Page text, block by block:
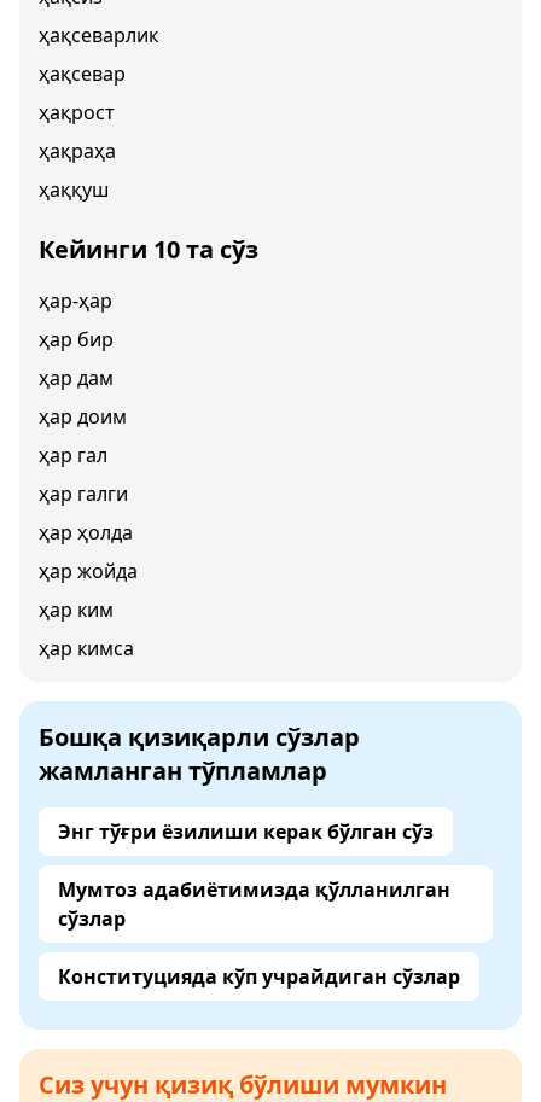
ҳақсеварлик
ҳақсевар
ҳақрост
ҳақраҳа
ҳаққуш
Кейинги 10 та сўз
ҳар-ҳар
ҳар бир
ҳар дам
ҳар доим
ҳар гал
ҳар галги
ҳар ҳолда
ҳар жойда
ҳар ким
ҳар кимса
Бошқа қизиқарли сўзлар
жамланган тўпламлар
Энг тўғри ёзилиши керак бўлган сўз
Мумтоз адабиётимизда қўлланилган
сўзлар
Конституцияда кўп учрайдиган сўзлар
Сиз учун қизиқ бўлиши мумкин